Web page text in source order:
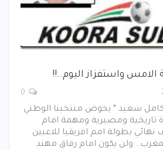
الامس واستفزاز اليوم..!!
سعيد * يخوض منتخبنا الوطني
تاريخية ومصيرية ومهمة امام
بطولة امم افريقيا للاعبين
ولن يكون امام رفاق مهند